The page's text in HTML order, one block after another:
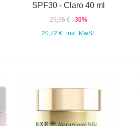
SPF30 - Claro 40 ml
29,56 € -30%
20,72 €
inkl. MwSt.